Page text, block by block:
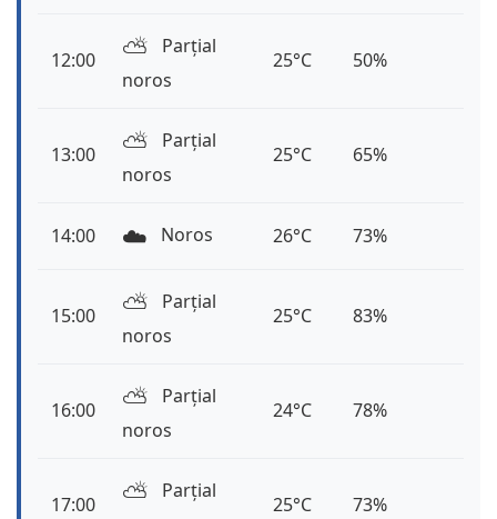
12:00 ⛅️
Parțial
noros
25°C 50%
13:00 ⛅️
Parțial
noros
25°C 65%
14:00 ☁️ Noros 26°C 73%
15:00 ⛅️
Parțial
noros
25°C 83%
16:00 ⛅️
Parțial
noros
24°C 78%
17:00 ⛅️
Parțial
25°C 73%